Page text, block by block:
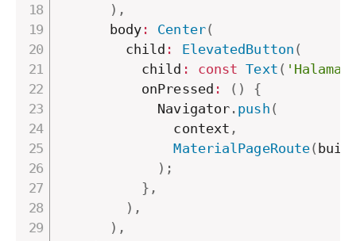
) ,
      body
: Center(
        child
: ElevatedButton (
          child
: const Text (
          onPressed
: ( )
{
            Navigator
. push (
              context
,
MaterialPageRoute(
) ;
} ,
) ,
) ,